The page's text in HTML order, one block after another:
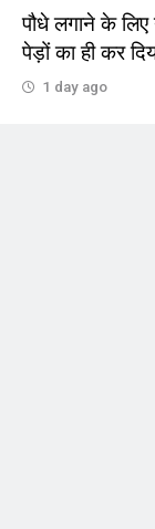
ने वर्षों पुराने 700
क़त्ल